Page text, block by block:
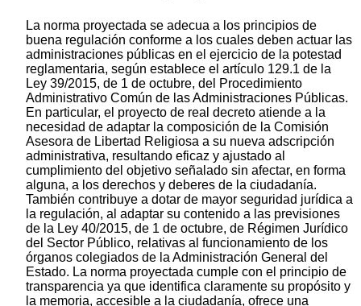
La norma proyectada se adecua a los principios de
buena regulación conforme a los cuales deben actuar las
administraciones públicas en el ejercicio de la potestad
reglamentaria, según establece el artículo 129.1 de la
Ley 39/2015, de 1 de octubre, del Procedimiento
Administrativo Común de las Administraciones Públicas.
En particular, el proyecto de real decreto atiende a la
necesidad de adaptar la composición de la Comisión
Asesora de Libertad Religiosa a su nueva adscripción
administrativa, resultando eficaz y ajustado al
cumplimiento del objetivo señalado sin afectar, en forma
alguna, a los derechos y deberes de la ciudadanía.
También contribuye a dotar de mayor seguridad jurídica a
la regulación, al adaptar su contenido a las previsiones
de la Ley 40/2015, de 1 de octubre, de Régimen Jurídico
del Sector Público, relativas al funcionamiento de los
órganos colegiados de la Administración General del
Estado. La norma proyectada cumple con el principio de
transparencia ya que identifica claramente su propósito y
la memoria, accesible a la ciudadanía, ofrece una